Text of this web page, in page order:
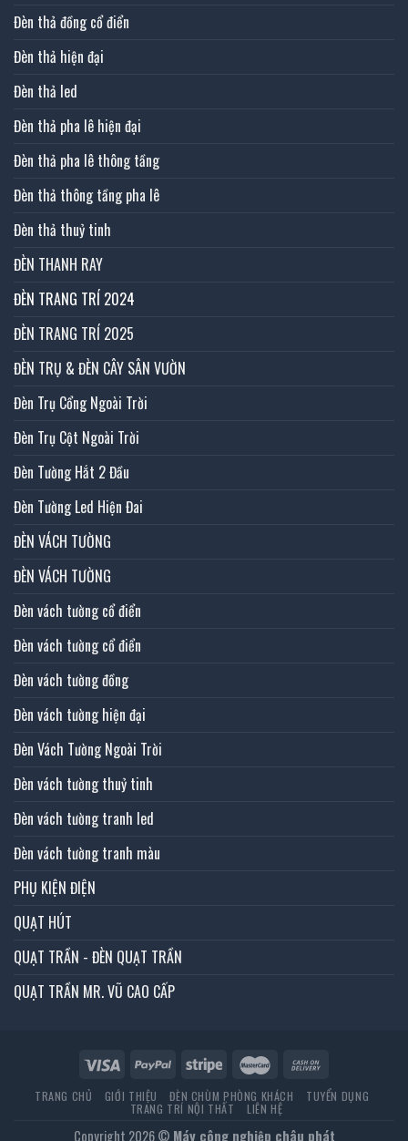
Đèn thả đồng cổ điển
Đèn thả hiện đại
Đèn thả led
Đèn thả pha lê hiện đại
Đèn thả pha lê thông tầng
Đèn thả thông tầng pha lê
Đèn thả thuỷ tinh
ĐÈN THANH RAY
ĐÈN TRANG TRÍ 2024
ĐÈN TRANG TRÍ 2025
ĐÈN TRỤ & ĐÈN CÂY SÂN VƯỜN
Đèn Trụ Cổng Ngoài Trời
Đèn Trụ Cột Ngoài Trời
Đèn Tường Hắt 2 Đầu
Đèn Tường Led Hiện Đai
ĐÈN VÁCH TƯỜNG
ĐÈN VÁCH TƯỜNG
Đèn vách tường cổ điển
Đèn vách tường cổ điển
Đèn vách tường đồng
Đèn vách tường hiện đại
Đèn Vách Tường Ngoài Trời
Đèn vách tường thuỷ tinh
Đèn vách tường tranh led
Đèn vách tường tranh màu
PHỤ KIỆN ĐIỆN
QUẠT HÚT
QUẠT TRẦN - ĐÈN QUẠT TRẦN
QUẠT TRẦN MR. VŨ CAO CẤP
TRANG CHỦ GIỚI THIỆU ĐÈN CHÙM PHÒNG KHÁCH TUYỂN DỤNG
TRANG TRÍ NỘI THẤT LIÊN HỆ
Copyright 2026 © Máy công nghiệp châu phát